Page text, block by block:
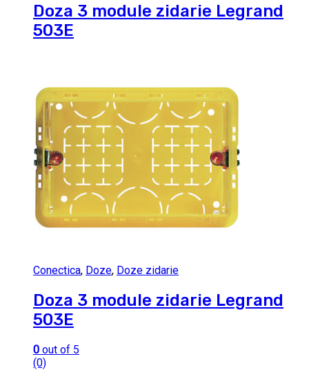
Doza 3 module zidarie Legrand
503E
Conectica, Doze, Doze zidarie
Doza 3 module zidarie Legrand
503E
0 out of 5
(0)